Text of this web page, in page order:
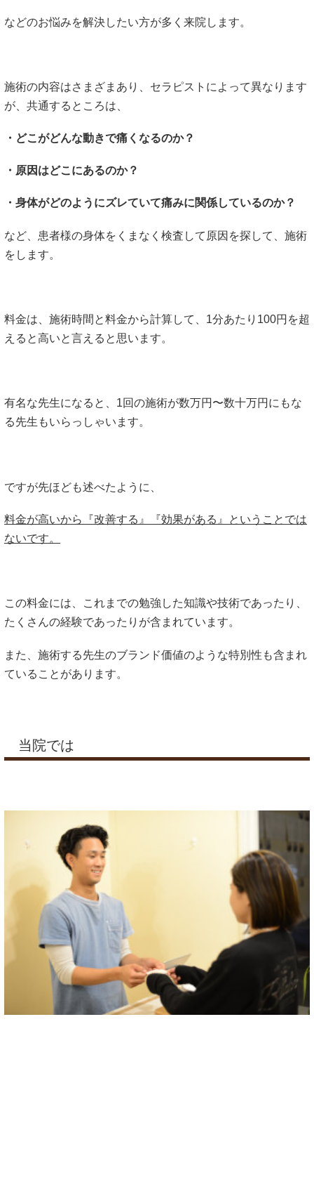
などのお悩みを解決したい方が多く来院します。
施術の内容はさまざまあり、セラピストによって異なります
が、共通するところは、
・どこがどんな動きで痛くなるのか？
・原因はどこにあるのか？
・身体がどのようにズレていて痛みに関係しているのか？
など、患者様の身体をくまなく検査して原因を探して、施術
をします。
料金は、施術時間と料金から計算して、1分あたり100円を超
えると高いと言えると思います。
有名な先生になると、1回の施術が数万円〜数十万円にもな
る先生もいらっしゃいます。
ですが先ほども述べたように、
料金が高いから『改善する』『効果がある』ということでは
ないです。
この料金には、これまでの勉強した知識や技術であったり、
たくさんの経験であったりが含まれています。
また、施術する先生のブランド価値のような特別性も含まれ
ていることがあります。
当院では